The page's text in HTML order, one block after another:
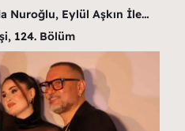
Nuroğlu, Eylül Aşkın İle…
124. Bölüm